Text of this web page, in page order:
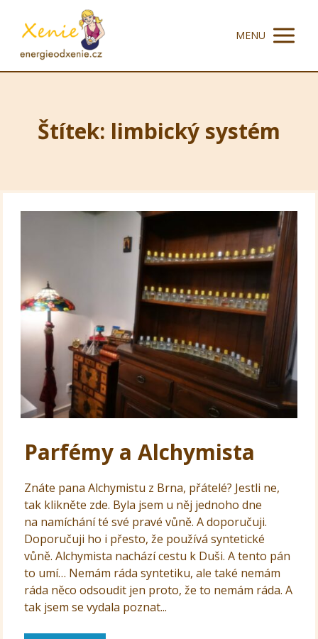
MENU
Štítek: limbický systém
Parfémy a Alchymista
Znáte pana Alchymistu z Brna, přátelé? Jestli ne,
tak klikněte zde. Byla jsem u něj jednoho dne
na namíchání té své pravé vůně. A doporučuji.
Doporučuji ho i přesto, že používá syntetické
vůně. Alchymista nachází cestu k Duši. A tento pán
to umí… Nemám ráda syntetiku, ale také nemám
ráda něco odsoudit jen proto, že to nemám ráda. A
tak jsem se vydala poznat...